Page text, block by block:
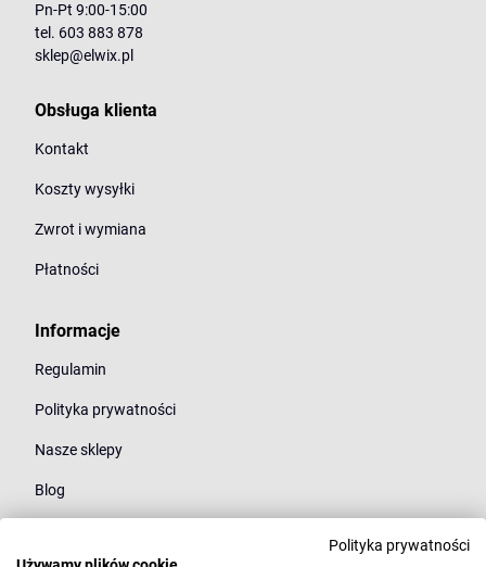
Pn-Pt 9:00-15:00
tel. 603 883 878
sklep@elwix.pl
Obsługa klienta
Kontakt
Koszty wysyłki
Zwrot i wymiana
Płatności
Informacje
Regulamin
Polityka prywatności
Nasze sklepy
Blog
Polityka prywatności